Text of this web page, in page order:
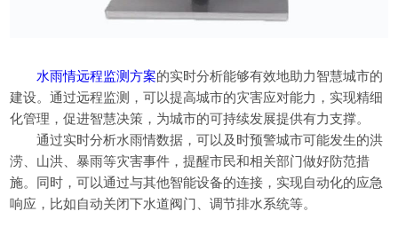
水雨情远程监测方案的实时分析能够有效地助力智慧城市的
建设。通过远程监测，可以提高城市的灾害应对能力，实现精细
化管理，促进智慧决策，为城市的可持续发展提供有力支撑。
通过实时分析水雨情数据，可以及时预警城市可能发生的洪
涝、山洪、暴雨等灾害事件，提醒市民和相关部门做好防范措
施。同时，可以通过与其他智能设备的连接，实现自动化的应急
响应，比如自动关闭下水道阀门、调节排水系统等。